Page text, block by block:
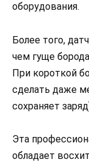
оборудования.
Более того,
чем гуще
При короткой
сделать даже
сохраняет
Эта
обладает